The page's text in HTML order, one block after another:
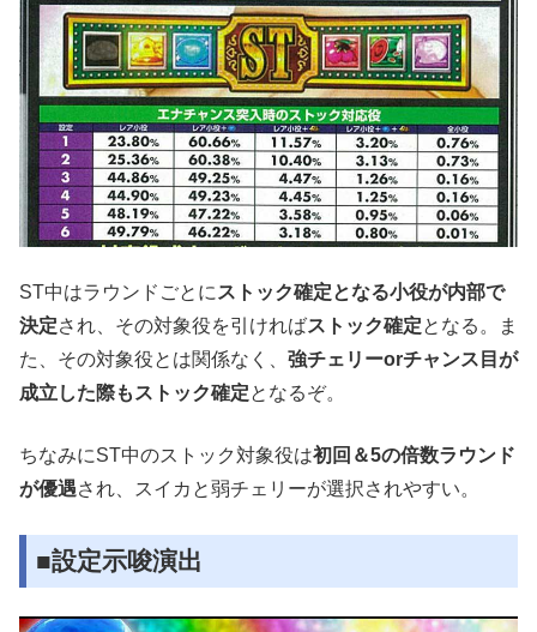
ST中はラウンドごとに ストック確定となる小役が内部で
決定され、その対象役を引ければストック確定となる。ま
た、その対象役とは関係なく、 強チェリーorチャンス目が
成立した際もストック確定となるぞ。
ちなみにST中のストック対象役は初回＆5の倍数ラウンド
が優遇され、スイカと弱チェリーが選択されやすい。
■設定示唆演出